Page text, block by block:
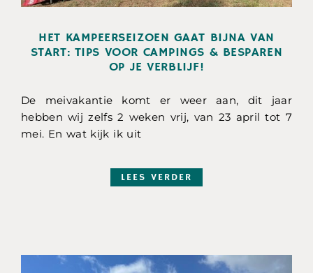
HET KAMPEERSEIZOEN GAAT BIJNA VAN
START: TIPS VOOR CAMPINGS & BESPAREN
OP JE VERBLIJF!
De meivakantie komt er weer aan, dit jaar
hebben wij zelfs 2 weken vrij, van 23 april tot 7
mei. En wat kijk ik uit
LEES VERDER